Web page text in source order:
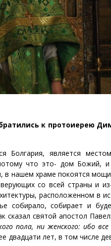
к протоиерею
Болгария, является
что это- дом Божий,
в нашем храме покоятся
со всей страны и
расположенном в
собирало, собирает и
сказал святой апостол Павел:
пола, ни женского: ибо
двадцати лет, в том числе